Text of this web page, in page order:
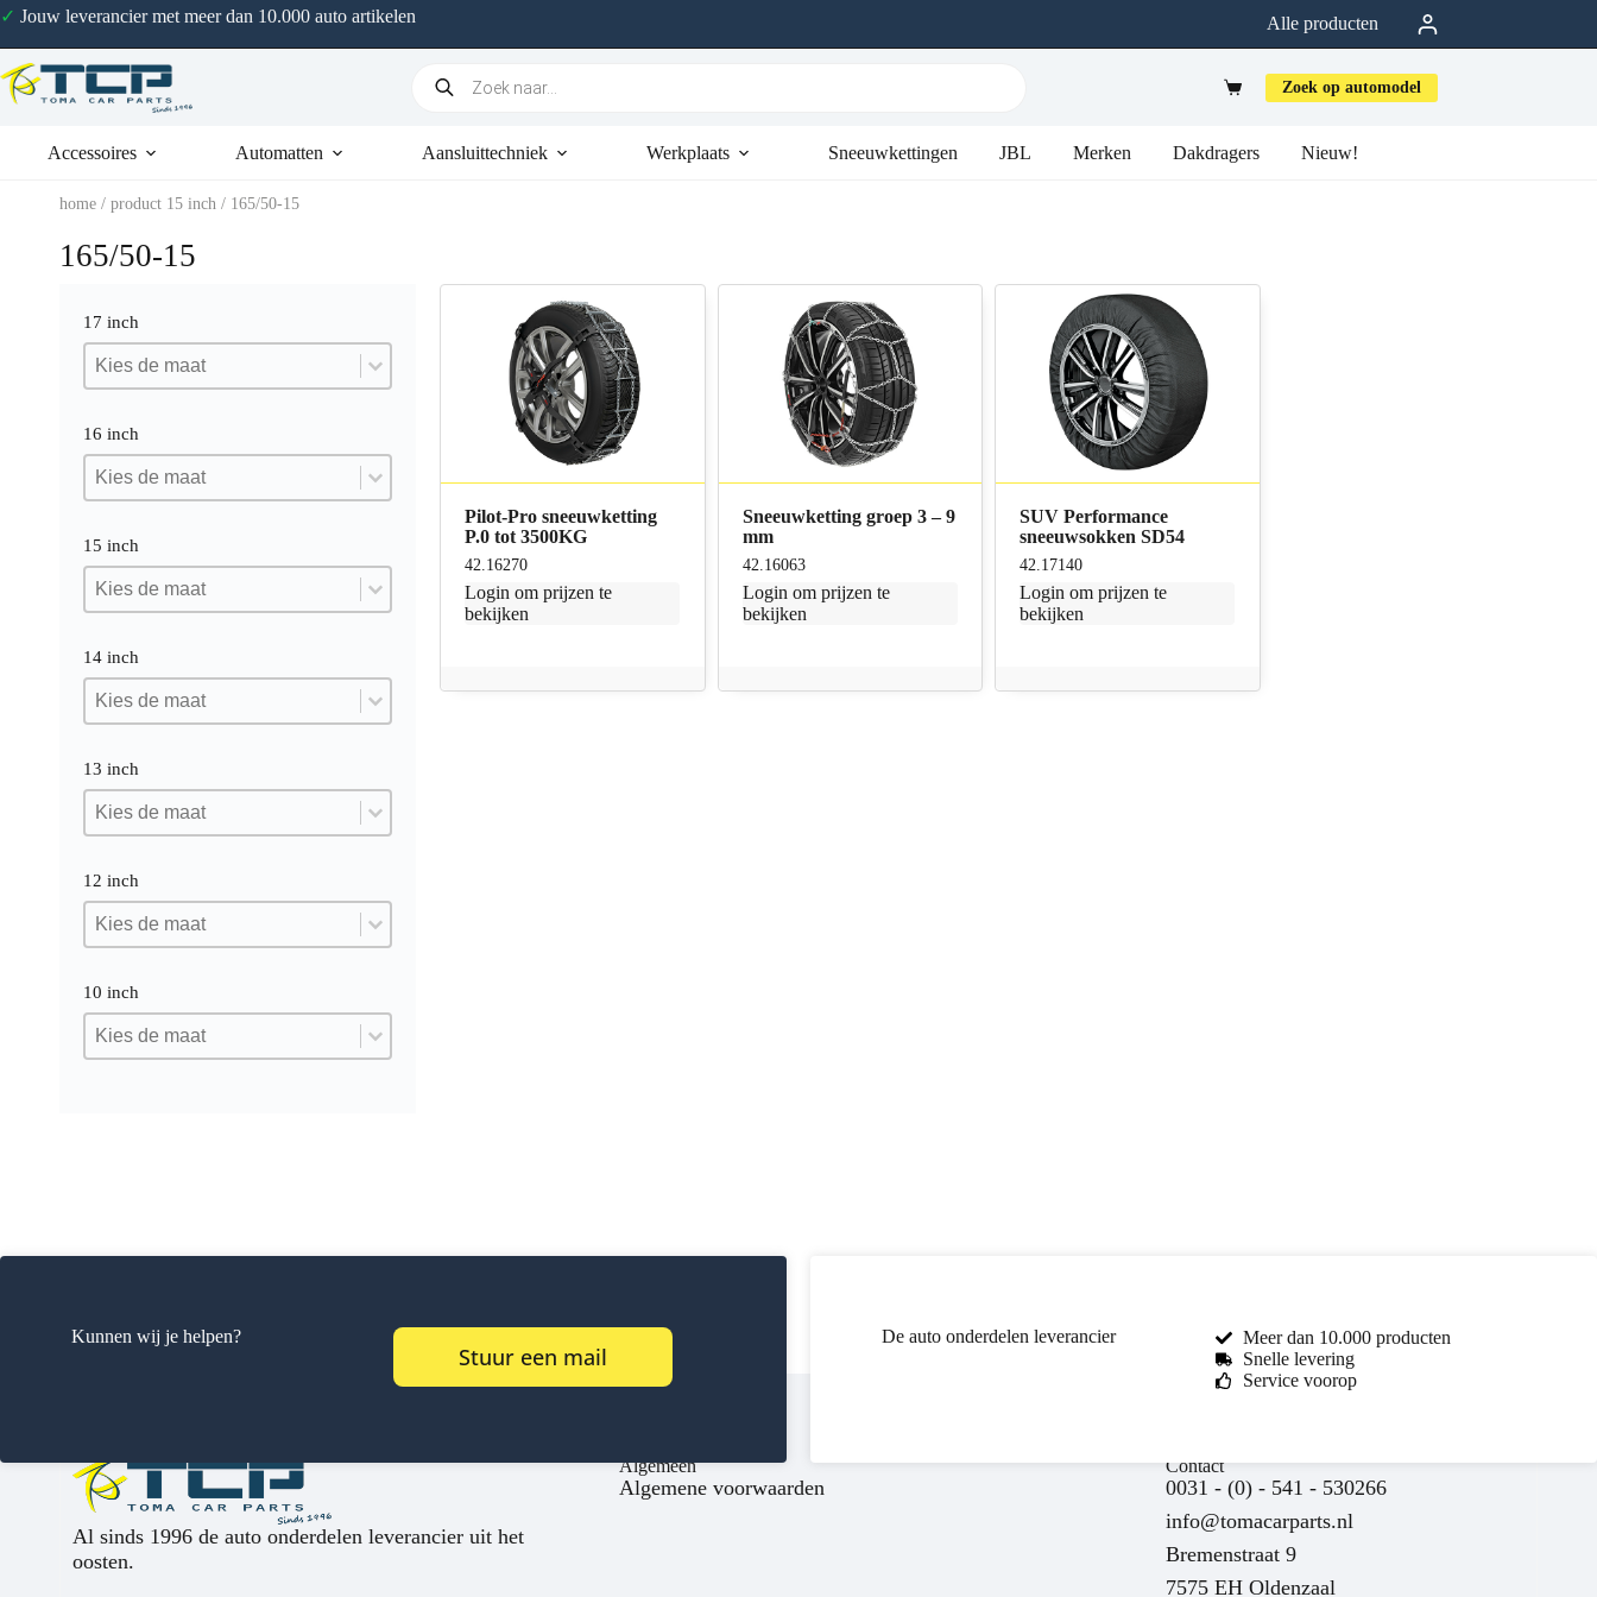
✓ Jouw leverancier met meer dan 10.000 auto artikelen Alle producten
Zoek op automodel
Accessoires Automatten Aansluittechniek Werkplaats Sneeuwkettingen JBL Merken Dakdragers Nieuw!
home / product 15 inch / 165/50-15
165/50-15
17 inch
17 inch
17 inch
17 inch
16 inch
16 inch
16 inch
16 inch
15 inch
15 inch
15 inch
15 inch
14 inch
14 inch
14 inch
14 inch
13 inch
13 inch
13 inch
13 inch
12 inch
12 inch
12 inch
12 inch
10 inch
10 inch
10 inch
10 inch
Pilot-Pro sneeuwketting
P.0 tot 3500KG
42.16270
Login om prijzen te
bekijken
Sneeuwketting groep 3 – 9
mm
42.16063
Login om prijzen te
bekijken
SUV Performance
sneeuwsokken SD54
42.17140
Login om prijzen te
bekijken
Kunnen wij je helpen?
Stuur een mail
De auto onderdelen leverancier
Meer dan 10.000 producten
Snelle levering
Service voorop
Al sinds 1996 de auto onderdelen leverancier uit het
oosten.
Algemeen
Algemene voorwaarden
Contact
0031 - (0) - 541 - 530266
info@tomacarparts.nl
Bremenstraat 9
7575 EH Oldenzaal
Reageert meestal binnen enkele uren